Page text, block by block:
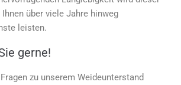
über viele Jahre hinweg
leisten.
gerne!
zu unserem Weideunterstand